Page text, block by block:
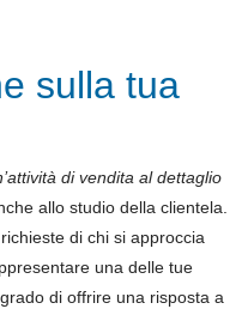
sulla tua
di vendita al dettaglio
allo studio della clientela.
di chi si approccia
una delle tue
di offrire una risposta a